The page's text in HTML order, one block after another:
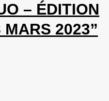
– ÉDITION
2023”